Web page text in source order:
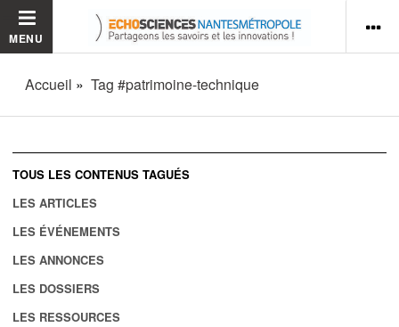
MENU
Accueil Tag #patrimoine-technique
TOUS LES CONTENUS TAGUÉS
LES ARTICLES
LES ÉVÉNEMENTS
LES ANNONCES
LES DOSSIERS
LES RESSOURCES